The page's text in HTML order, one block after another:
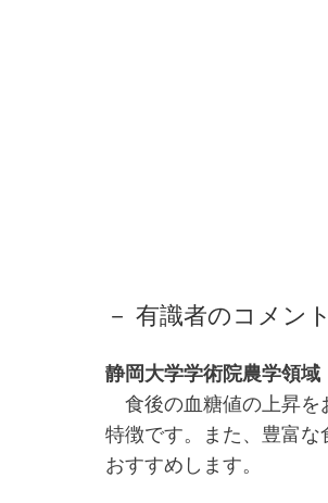
－ 有識者のコメン
静岡大学学術院農学領
食後の血糖値の上昇を
特徴です。また、豊富
おすすめします。